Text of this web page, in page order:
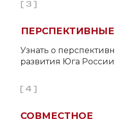
СОВМЕСТНОЕ
[ 4 ]
Узнать о
развития Юга
[ 3 ]